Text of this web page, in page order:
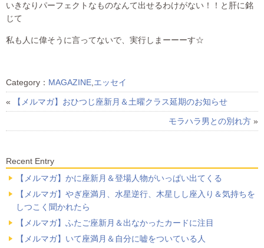
いきなりパーフェクトなものなんて出せるわけがない！！と肝に銘
じて
私も人に偉そうに言ってないで、実行しまーーーす☆
Category： MAGAZINE,エッセイ
« 【メルマガ】おひつじ座新月＆土曜クラス延期のお知らせ
モラハラ男との別れ方 »
Recent Entry
【メルマガ】かに座新月＆登場人物がいっぱい出てくる
【メルマガ】やぎ座満月、水星逆行、木星しし座入り＆気持ちを
しつこく聞かれたら
【メルマガ】ふたご座新月＆出なかったカードに注目
【メルマガ】いて座満月＆自分に嘘をついている人